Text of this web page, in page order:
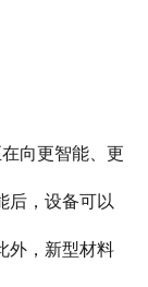
向更智能、更
后，设备可以
外，新型材料